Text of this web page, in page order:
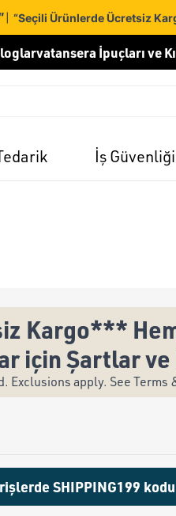
| “Seçili Ürünlerde Ücretsiz
vatansera İpuçları ve
İş Güvenliği
Kargo***
için Şartlar
Exclusions apply. See
SHIPPING199